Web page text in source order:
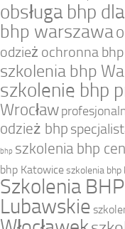
obsługa bhp
bhp warszawa
odzież ochronna
szkolenia bhp
szkolenie bhp
Wrocław
odzież bhp
bhp szkolenia bhp
bhp Katowiceszkolenia bhp
Szkolenia
Lubawskie